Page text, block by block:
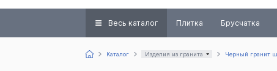
Весь каталог Плитка Брусчатка
Каталог Изделия из гранита Черный гранит